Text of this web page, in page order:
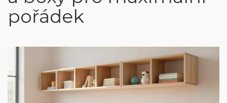
pořádek